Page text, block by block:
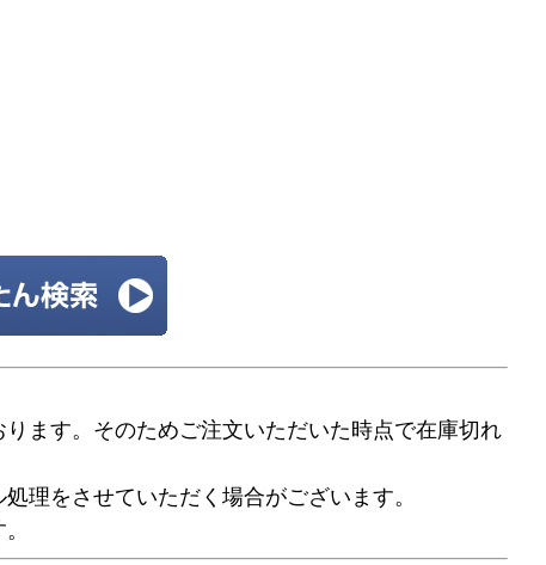
ます。そのためご注文いただいた時点で在庫切れ
理をさせていただく場合がございます。